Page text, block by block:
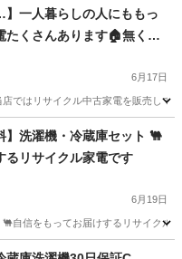
横浜市 生活家電
】一人暮らしの人にももっ
たくさんあります🏠無くな
6月17日
店ではリサイクル中古家電を販売し
市 生活家電 取り付け
】洗濯機・冷蔵庫セット 🐫
るリサイクル家電です
6月19日
🐫自信をもってお届けするリサイク